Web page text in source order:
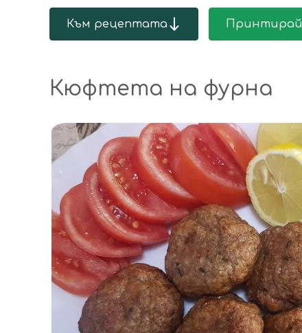
Към рецептата Принтирай
Кюфтета на фурна